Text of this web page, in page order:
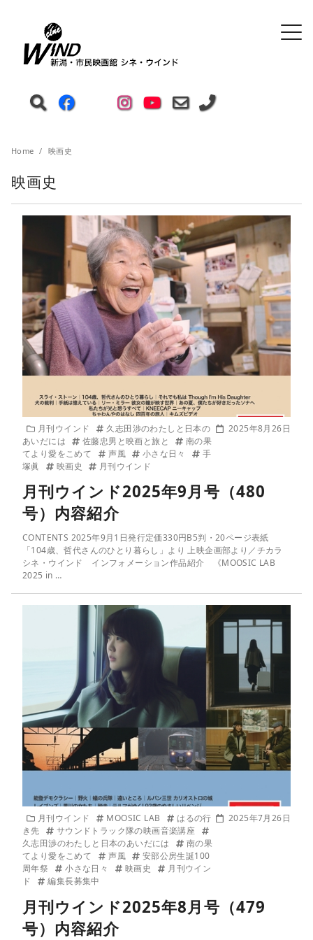
Home 映画史
映画史
月刊ウインド
久志田渉のわたしと日本の
あいだには
佐藤忠男と映画と旅と
南の果
てより愛をこめて
声風 小さな日々
手
塚眞
映画史 月刊ウインド
2025年8月26日
月刊ウインド2025年9月号（480
号）内容紹介
CONTENTS 2025年9月1日発行定価330円B5判・20ページ表紙
「104歳、哲代さんのひとり暮らし」より 上映企画部より／チカラ
シネ・ウインド インフォメーション作品紹介 《MOOSIC LAB
2025 in …
月刊ウインド MOOSIC LAB
はるの行
き先
サウンドトラック隊の映画音楽講座
久志田渉のわたしと日本のあいだには
南の果
てより愛をこめて
声風
安部公房生誕100
周年祭
小さな日々 映画史
月刊ウイン
ド
編集長募集中
2025年7月26日
月刊ウインド2025年8月号（479
号）内容紹介